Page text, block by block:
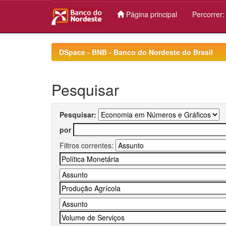
Página principal Percorrer:
DSpace - BNB - Banco do Nordeste do Brasil
Pesquisar
Pesquisar:
por
Filtros correntes: